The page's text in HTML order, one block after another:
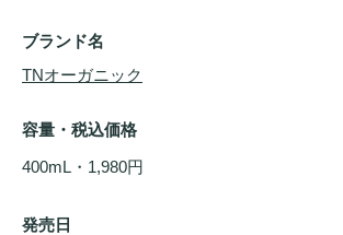
ブランド名
TNオーガニック
容量・税込価格
400mL・1,980円
発売日